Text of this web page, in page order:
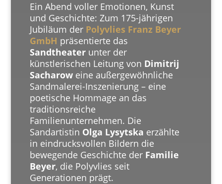
Ein Abend voller Emotionen, Kunst
und Geschichte: Zum 175-jährigen
Jubiläum der Polyvlies Franz Beyer
GmbH präsentierte das
Sandtheaterunter der
künstlerischen Leitung von Dimitrij
Sacharoweine außergewöhnliche
Sandmalerei-Inszenierung – eine
poetische Hommage an das
traditionsreiche
Familienunternehmen. Die
Sandartistin Olga Lysytska erzählte
in eindrucksvollen Bildern die
bewegende Geschichte der Familie
Beyer, die Polyvlies seit
Generationen prägt.